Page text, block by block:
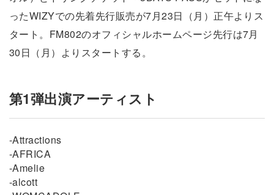
ったWIZYでの先着先行販売が7月23日（月）正午よりス
タート。FM802のオフィシャルホームページ先行は7月
30日（月）よりスタートする。
第1弾出演アーティスト
-Attractions
-AFRICA
-Amelie
-alcott